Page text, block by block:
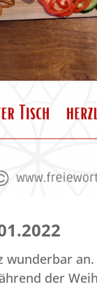
wunderbar
der